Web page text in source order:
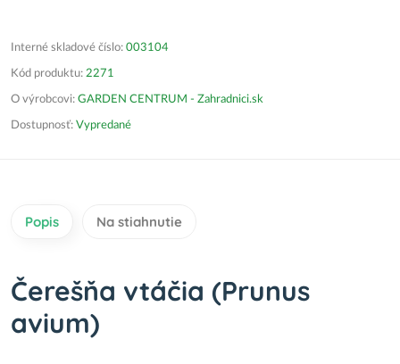
Interné skladové číslo: 003104
Kód produktu: 2271
O výrobcovi: GARDEN CENTRUM - Zahradnici.sk
Dostupnosť: Vypredané
Popis Na stiahnutie
Čerešňa vtáčia (Prunus
avium)